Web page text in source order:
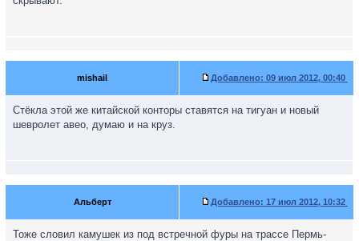
mishail Добавлено: 09 июл 2012, 00:40
Стёкла этой же китайской конторы ставятся на тигуан и новый
шевролет авео, думаю и на круз.
Альберт Добавлено: 17 июл 2012, 10:32
Тоже словил камушек из под встречной фуры на трассе Пермь-